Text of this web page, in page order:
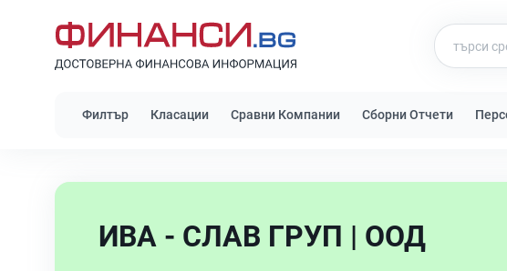
Филтър Класации Сравни Компании Сборни Отчети
ИВА - СЛАВ ГРУП | ООД